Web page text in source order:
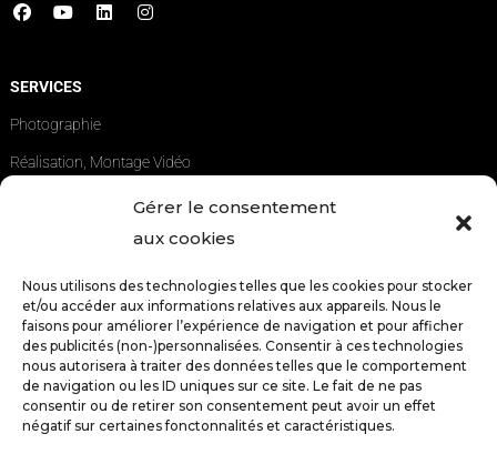
Gérer le consentement
aux cookies
Nous utilisons des technologies telles que les cookies pour stocker
et/ou accéder aux informations relatives aux appareils. Nous le
faisons pour améliorer l’expérience de navigation et pour afficher
des publicités (non-)personnalisées. Consentir à ces technologies
nous autorisera à traiter des données telles que le comportement
de navigation ou les ID uniques sur ce site. Le fait de ne pas
consentir ou de retirer son consentement peut avoir un effet
négatif sur certaines fonctonnalités et caractéristiques.
SERVICES
Photographie
Réalisation, Montage Vidéo
Création De Site Web
ZONES CLÉS
Lyon
Mâcon
Bourg-en-Bresse